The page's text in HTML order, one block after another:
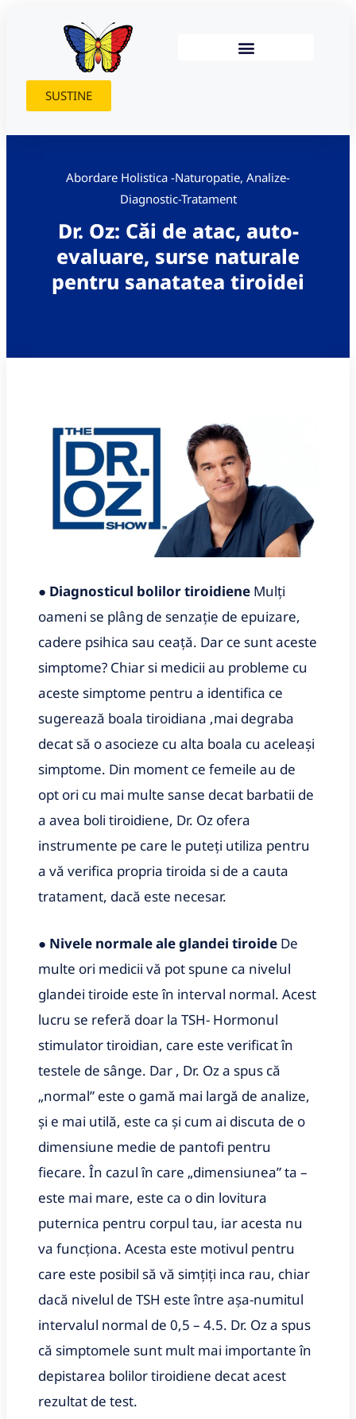
SUSTINE
Abordare Holistica -Naturopatie, Analize-
Diagnostic-Tratament
Dr. Oz: Căi de atac, auto-
evaluare, surse naturale
pentru sanatatea tiroidei
● Diagnosticul bolilor tiroidiene Mulți
oameni se plâng de senzație de epuizare,
cadere psihica sau ceață. Dar ce sunt aceste
simptome? Chiar si medicii au probleme cu
aceste simptome pentru a identifica ce
sugerează boala tiroidiana ,mai degraba
decat să o asocieze cu alta boala cu aceleași
simptome. Din moment ce femeile au de
opt ori cu mai multe sanse decat barbatii de
a avea boli tiroidiene, Dr. Oz ofera
instrumente pe care le puteți utiliza pentru
a vă verifica propria tiroida si de a cauta
tratament, dacă este necesar.
● Nivele normale ale glandei tiroide De
multe ori medicii vă pot spune ca nivelul
glandei tiroide este în interval normal. Acest
lucru se referă doar la TSH- Hormonul
stimulator tiroidian, care este verificat în
testele de sânge. Dar , Dr. Oz a spus că
„normal” este o gamă mai largă de analize,
și e mai utilă, este ca şi cum ai discuta de o
dimensiune medie de pantofi pentru
fiecare. În cazul în care „dimensiunea” ta –
este mai mare, este ca o din lovitura
puternica pentru corpul tau, iar acesta nu
va funcționa. Acesta este motivul pentru
care este posibil să vă simțiți inca rau, chiar
dacă nivelul de TSH este între așa-numitul
intervalul normal de 0,5 – 4.5. Dr. Oz a spus
că simptomele sunt mult mai importante în
depistarea bolilor tiroidiene decat acest
rezultat de test.